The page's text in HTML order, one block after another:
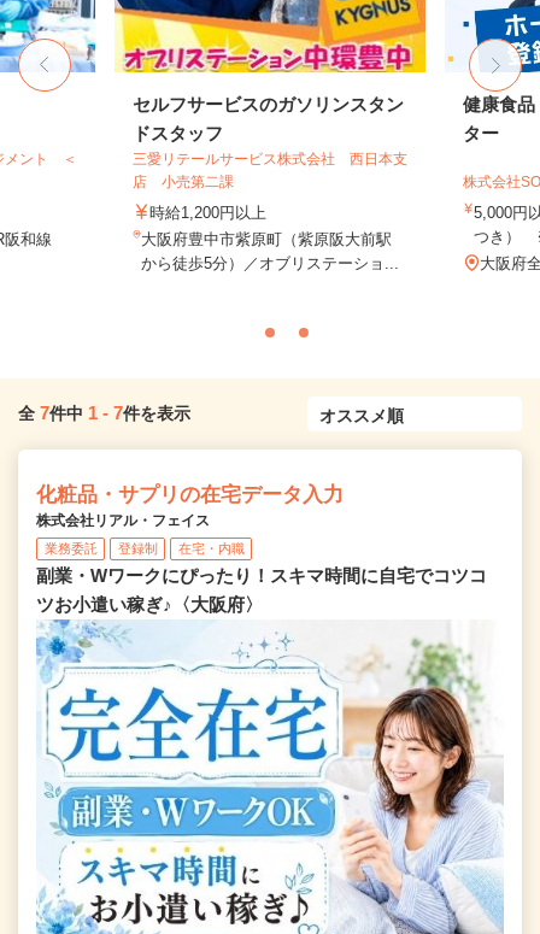
メント ＜
阪和線
セルフサービスのガソリンスタン
ドスタッフ
三愛リテールサービス株式会社 西日本支
店 小売第二課
時給1,200円以上
大阪府豊中市紫原町（紫原阪大前駅
から徒歩5分）／オブリステーショ...
健康食品
ター
株式会社
5,000円
つき）
大阪府
全 7件中 1 - 7件を表示
化粧品・サプリの在宅データ入力
株式会社リアル・フェイス
業務委託 登録制 在宅・内職
副業・Wワークにぴったり！スキマ時間に自宅でコツコ
ツお小遣い稼ぎ♪〈大阪府〉